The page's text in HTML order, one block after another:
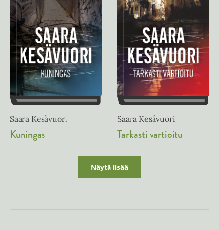
Saara Kesävuori
Kuningas
Saara Kesävuori
Tarkasti vartioitu
Näytä lisää